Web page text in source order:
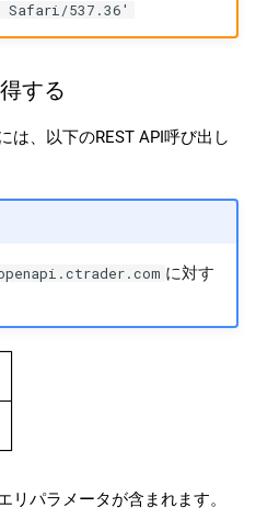
Safari/537.36'
する
は、以下のREST API呼び出し
に対す
リパラメータが含まれます。